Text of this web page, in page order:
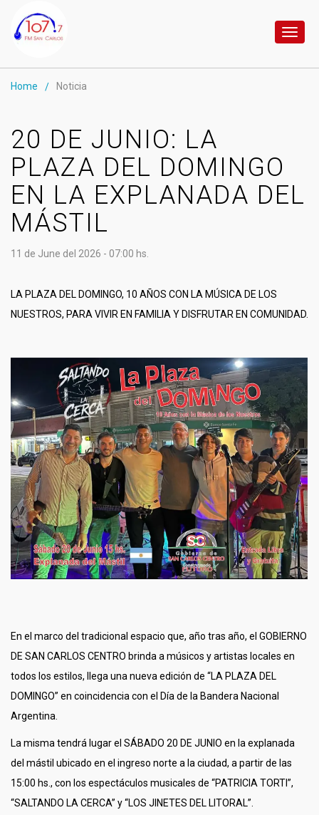
Toggle
Home / Noticia
20 DE JUNIO: LA
PLAZA DEL DOMINGO
EN LA EXPLANADA DEL
MÁSTIL
11 de June del 2026 - 07:00 hs.
LA PLAZA DEL DOMINGO, 10 AÑOS CON LA MÚSICA DE LOS
NUESTROS, PARA VIVIR EN FAMILIA Y DISFRUTAR EN COMUNIDAD.
En el marco del tradicional espacio que, año tras año, el GOBIERNO
DE SAN CARLOS CENTRO brinda a músicos y artistas locales en
todos los estilos, llega una nueva edición de “LA PLAZA DEL
DOMINGO” en coincidencia con el Día de la Bandera Nacional
Argentina.
La misma tendrá lugar el SÁBADO 20 DE JUNIO en la explanada
del mástil ubicado en el ingreso norte a la ciudad, a partir de las
15:00 hs., con los espectáculos musicales de “PATRICIA TORTI”,
“SALTANDO LA CERCA” y “LOS JINETES DEL LITORAL”.